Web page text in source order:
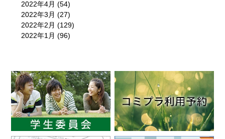
2022年4月 (54)
2022年3月 (27)
2022年2月 (129)
2022年1月 (96)